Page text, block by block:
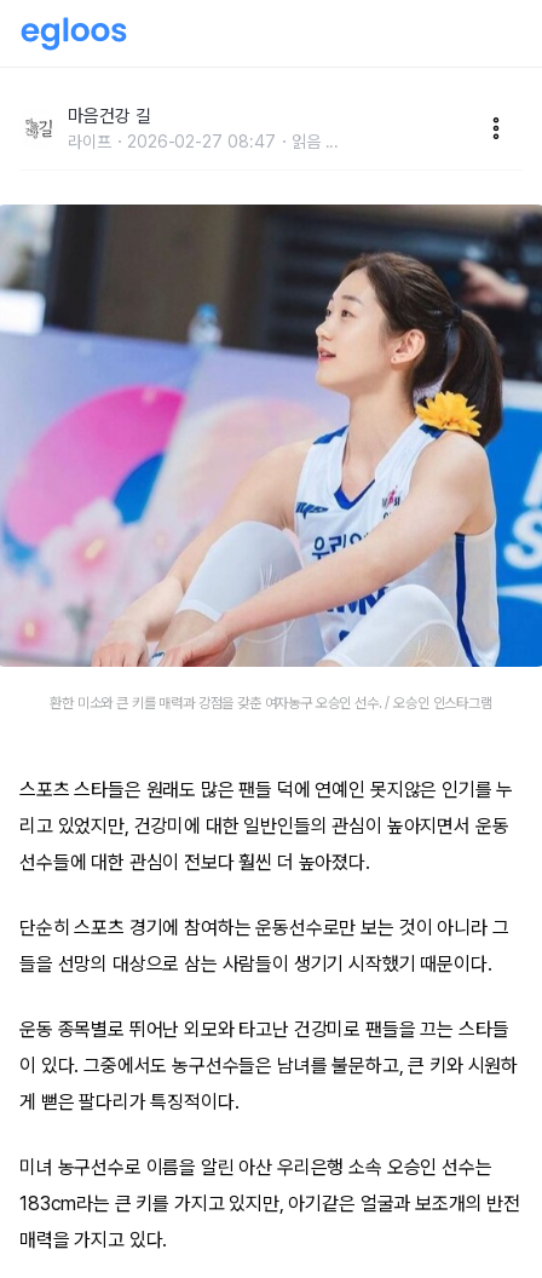
마음건강 길
라이프 2026-02-27 08:47 읽음 ...
환한 미소와 큰 키를 매력과 강점을 갖춘 여자농구 오승인 선수. / 오승인 인스타그램
스포츠 스타들은 원래도 많은 팬들 덕에 연예인 못지않은 인기를 누
리고 있었지만, 건강미에 대한 일반인들의 관심이 높아지면서 운동
선수들에 대한 관심이 전보다 훨씬 더 높아졌다.
단순히 스포츠 경기에 참여하는 운동선수로만 보는 것이 아니라 그
들을 선망의 대상으로 삼는 사람들이 생기기 시작했기 때문이다.
운동 종목별로 뛰어난 외모와 타고난 건강미로 팬들을 끄는 스타들
이 있다. 그중에서도 농구선수들은 남녀를 불문하고, 큰 키와 시원하
게 뻗은 팔다리가 특징적이다.
미녀 농구선수로 이름을 알린 아산 우리은행 소속 오승인 선수는
183cm라는 큰 키를 가지고 있지만, 아기같은 얼굴과 보조개의 반전
매력을 가지고 있다.